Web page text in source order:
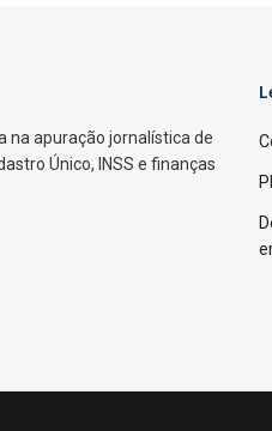
na apuração jornalística de
Único, INSS e finanças